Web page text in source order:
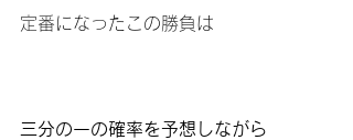
定番になったこの勝負は
三分の一の確率を予想しながら